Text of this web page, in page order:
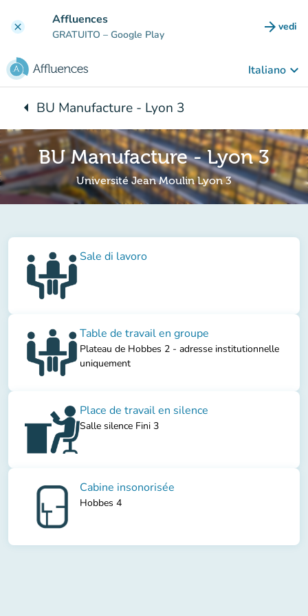
clear Affluences
GRATUITO – Google Play arrow_forward vedi
Italiano keyboard_arrow_down
arrow_leftTorna a:
BU Manufacture - Lyon 3
BU Manufacture - Lyon 3
Université Jean Moulin Lyon 3
Sale di lavoro
Table de travail en groupe
Plateau de Hobbes 2 - adresse institutionnelle
uniquement
Place de travail en silence
Salle silence Fini 3
Cabine insonorisée
Hobbes 4